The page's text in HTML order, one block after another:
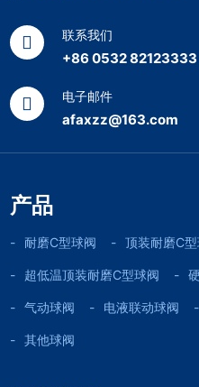
联系我们
+86 0532 82123333
电子邮件
afaxzz@163.com
产品
耐磨C型球阀 顶装耐磨C
超低温顶装耐磨C型球阀
气动球阀 电液联动球阀
其他球阀